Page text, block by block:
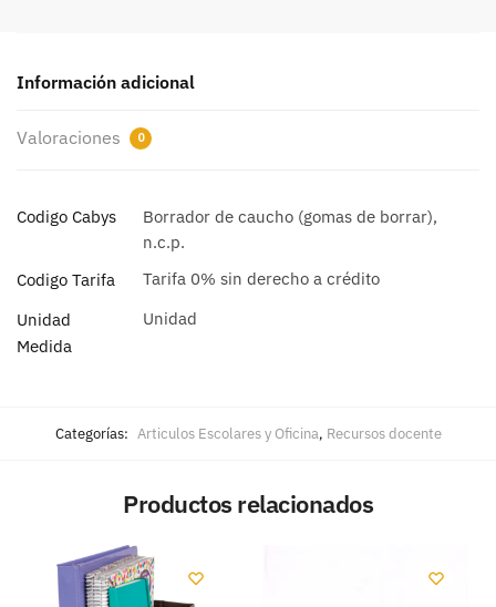
Información adicional
Valoraciones 0
Codigo Cabys
Borrador de caucho (gomas de borrar),
n.c.p.
Codigo Tarifa
Tarifa 0% sin derecho a crédito
Unidad
Medida
Unidad
Categorías: Articulos Escolares y Oficina, Recursos docente
Productos relacionados